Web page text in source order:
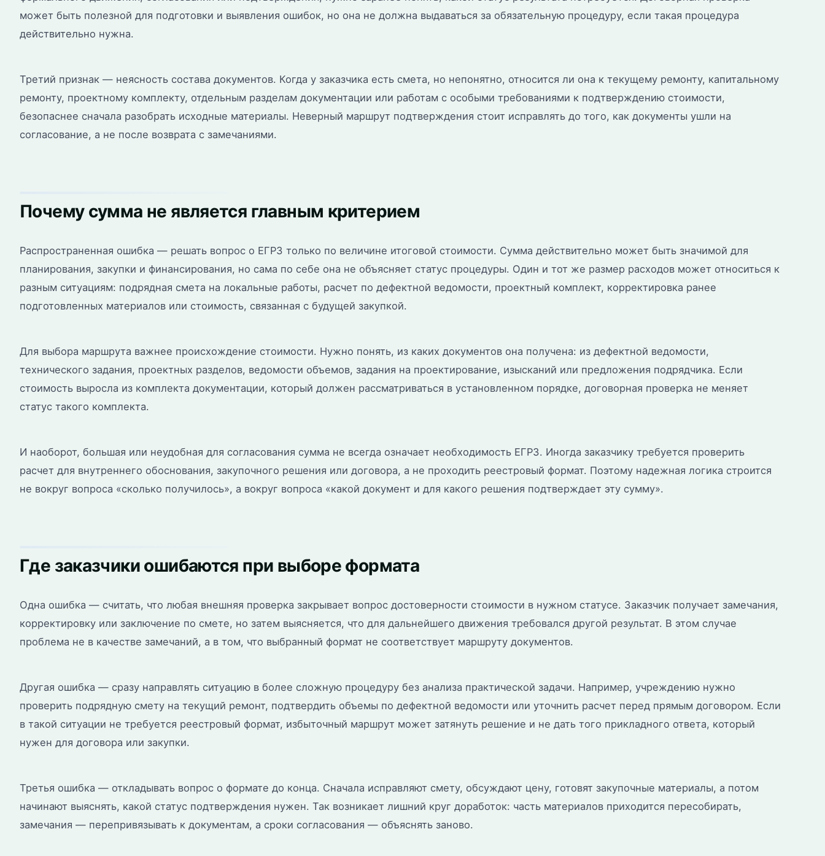
может быть полезной для подготовки и выявления ошибок, но она не должна выдаваться за обязательную процедуру, если такая процедура
действительно нужна.
Третий признак — неясность состава документов. Когда у заказчика есть смета, но непонятно, относится ли она к текущему ремонту, капитальному
ремонту, проектному комплекту, отдельным разделам документации или работам с особыми требованиями к подтверждению стоимости,
безопаснее сначала разобрать исходные материалы. Неверный маршрут подтверждения стоит исправлять до того, как документы ушли на
согласование, а не после возврата с замечаниями.
Почему сумма не является главным критерием
Распространенная ошибка — решать вопрос о ЕГРЗ только по величине итоговой стоимости. Сумма действительно может быть значимой для
планирования, закупки и финансирования, но сама по себе она не объясняет статус процедуры. Один и тот же размер расходов может относиться к
разным ситуациям: подрядная смета на локальные работы, расчет по дефектной ведомости, проектный комплект, корректировка ранее
подготовленных материалов или стоимость, связанная с будущей закупкой.
Для выбора маршрута важнее происхождение стоимости. Нужно понять, из каких документов она получена: из дефектной ведомости,
технического задания, проектных разделов, ведомости объемов, задания на проектирование, изысканий или предложения подрядчика. Если
стоимость выросла из комплекта документации, который должен рассматриваться в установленном порядке, договорная проверка не меняет
статус такого комплекта.
И наоборот, большая или неудобная для согласования сумма не всегда означает необходимость ЕГРЗ. Иногда заказчику требуется проверить
расчет для внутреннего обоснования, закупочного решения или договора, а не проходить реестровый формат. Поэтому надежная логика строится
не вокруг вопроса «сколько получилось», а вокруг вопроса «какой документ и для какого решения подтверждает эту сумму».
Где заказчики ошибаются при выборе формата
Одна ошибка — считать, что любая внешняя проверка закрывает вопрос достоверности стоимости в нужном статусе. Заказчик получает замечания,
корректировку или заключение по смете, но затем выясняется, что для дальнейшего движения требовался другой результат. В этом случае
проблема не в качестве замечаний, а в том, что выбранный формат не соответствует маршруту документов.
Другая ошибка — сразу направлять ситуацию в более сложную процедуру без анализа практической задачи. Например, учреждению нужно
проверить подрядную смету на текущий ремонт, подтвердить объемы по дефектной ведомости или уточнить расчет перед прямым договором. Если
в такой ситуации не требуется реестровый формат, избыточный маршрут может затянуть решение и не дать того прикладного ответа, который
нужен для договора или закупки.
Третья ошибка — откладывать вопрос о формате до конца. Сначала исправляют смету, обсуждают цену, готовят закупочные материалы, а потом
начинают выяснять, какой статус подтверждения нужен. Так возникает лишний круг доработок: часть материалов приходится пересобирать,
замечания — перепривязывать к документам, а сроки согласования — объяснять заново.